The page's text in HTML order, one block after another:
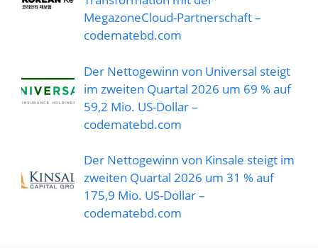
MegazoneCloud-Partnerschaft –
codematebd.com
Der Nettogewinn von Universal steigt
im zweiten Quartal 2026 um 69 % auf
59,2 Mio. US-Dollar –
codematebd.com
Der Nettogewinn von Kinsale steigt im
zweiten Quartal 2026 um 31 % auf
175,9 Mio. US-Dollar –
codematebd.com